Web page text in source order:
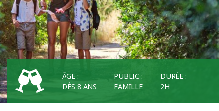
ÂGE :
DÈS 8 ANS
PUBLIC :
FAMILLE
DURÉE :
2H